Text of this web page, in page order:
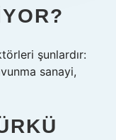
şunlardır:
sanayi,